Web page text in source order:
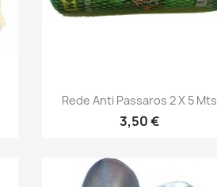
Rede Anti Passaros 2 X 5 Mts
3,50 €
Vista rápida